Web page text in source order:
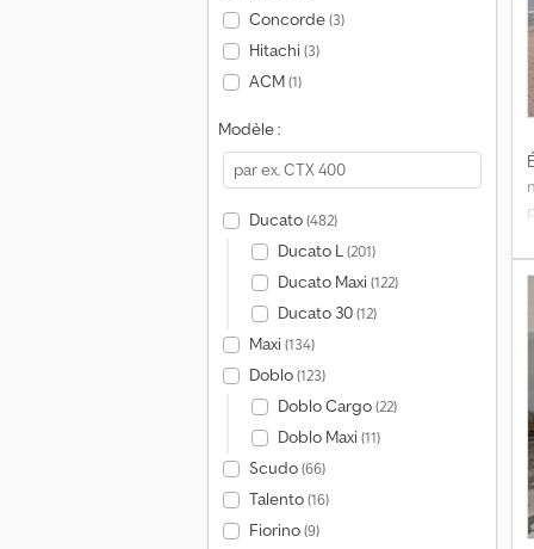
Concorde(3)
Hitachi(3)
ACM(1)
Modèle :
Ducato(482)
Ducato L(201)
Ducato Maxi(122)
Ducato 30(12)
Maxi(134)
Doblo(123)
Doblo Cargo(22)
Doblo Maxi(11)
Scudo(66)
Talento(16)
Fiorino(9)